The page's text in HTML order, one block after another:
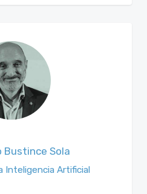
Bustince Sola
Inteligencia Artificial